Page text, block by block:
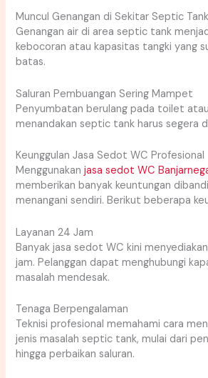
Muncul Genangan di Sekitar Septic Tank
Genangan air di area septic tank
kebocoran atau kapasitas tangki yang
batas.
Saluran Pembuangan Sering Mampet
Penyumbatan berulang pada toilet
menandakan septic tank harus segera
Keunggulan Jasa Sedot WC Profesional
Menggunakanjasa sedot WC
memberikan banyak keuntungan
menangani sendiri. Berikut beberapa
Layanan 24 Jam
Banyak jasa sedot WC kini
jam. Pelanggan dapat menghubungi
masalah mendesak.
Tenaga Berpengalaman
Teknisi profesional memahami cara
jenis masalah septic tank, mulai dari
hingga perbaikan saluran.